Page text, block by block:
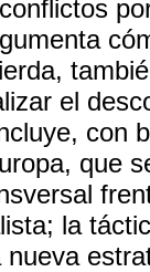
el
con
que
la